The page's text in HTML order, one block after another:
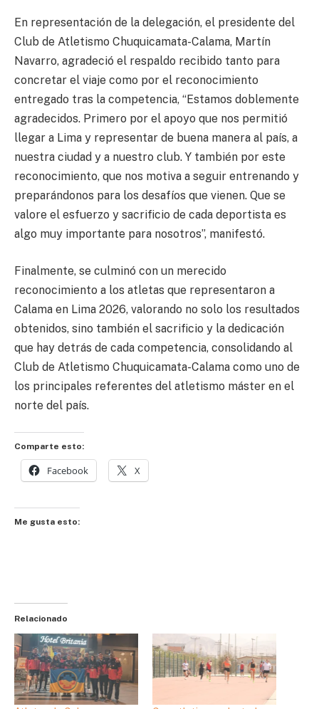
En representación de la delegación, el presidente del
Club de Atletismo Chuquicamata-Calama, Martín
Navarro, agradeció el respaldo recibido tanto para
concretar el viaje como por el reconocimiento
entregado tras la competencia, “Estamos doblemente
agradecidos. Primero por el apoyo que nos permitió
llegar a Lima y representar de buena manera al país, a
nuestra ciudad y a nuestro club. Y también por este
reconocimiento, que nos motiva a seguir entrenando y
preparándonos para los desafíos que vienen. Que se
valore el esfuerzo y sacrificio de cada deportista es
algo muy importante para nosotros”, manifestó.
Finalmente, se culminó con un merecido
reconocimiento a los atletas que representaron a
Calama en Lima 2026, valorando no solo los resultados
obtenidos, sino también el sacrificio y la dedicación
que hay detrás de cada competencia, consolidando al
Club de Atletismo Chuquicamata-Calama como uno de
los principales referentes del atletismo máster en el
norte del país.
Comparte esto:
Facebook X
Me gusta esto:
Relacionado